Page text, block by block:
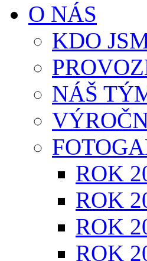
O NÁS
KDO
NÁŠ
ROK
ROK
ROK
ROK